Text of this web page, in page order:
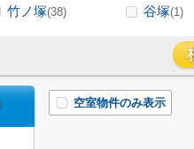
竹ノ塚(38) 谷塚(1)
空室物件のみ表示